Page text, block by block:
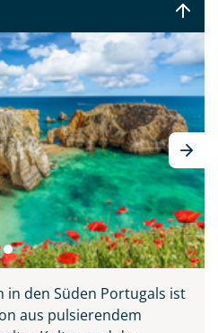
in den Süden Portugals ist
aus pulsierendem